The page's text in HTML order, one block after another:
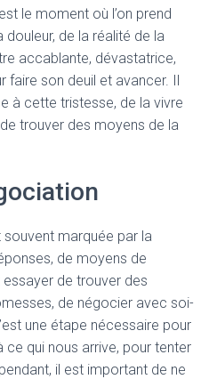
le moment où l’on prend
de la réalité de la
accablante, dévastatrice,
faire son deuil et avancer. Il
à cette tristesse, de la vivre
trouver des moyens de la
marquée par la
de moyens de
de trouver des
de négocier avec soi-
une étape nécessaire pour
ce qui nous arrive, pour tenter
il est important de ne